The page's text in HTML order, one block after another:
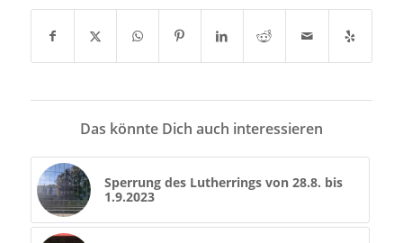
Das könnte Dich auch interessieren
Sperrung des Lutherrings von 28.8. bis
1.9.2023